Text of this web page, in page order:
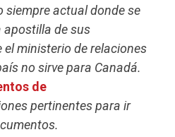
siempre actual donde se
apostilla de sus
ministerio de relaciones
no sirve para Canadá.
de
pertinentes para ir